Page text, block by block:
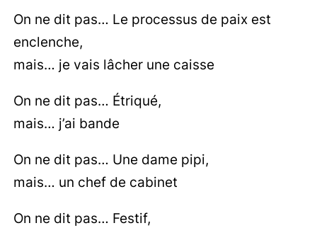
On ne dit pas… Le processus de paix est
enclenche,
mais… je vais lâcher une caisse
On ne dit pas… Étriqué,
mais… j’ai bande
On ne dit pas… Une dame pipi,
mais… un chef de cabinet
On ne dit pas… Festif,